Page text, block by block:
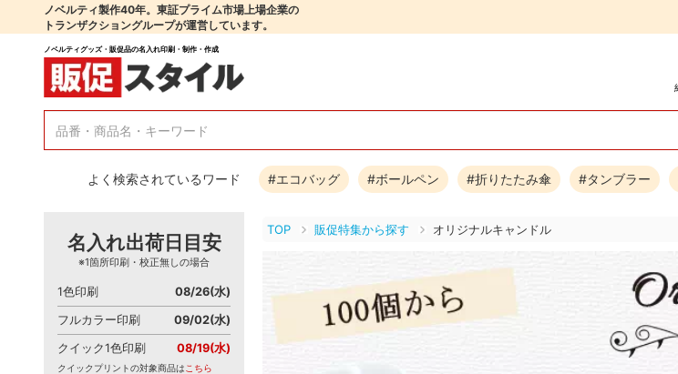
ノベルティ製作40年。東証プライム市場上場企業の
トランザクショングループが運営しています。
ノベルティグッズ・販促品の名入れ印刷・制作・作成
よく検索されているワード #エコバッグ #ボールペン #折りたたみ傘 #タンブラー
TOP 販促特集から探す オリジナルキャンドル
名入れ出荷日目安
※1箇所印刷・校正無しの場合
1色印刷 08/26(水)
フルカラー印刷 09/02(水)
クイック1色印刷 08/19(水)
クイックプリントの対象商品は こちら